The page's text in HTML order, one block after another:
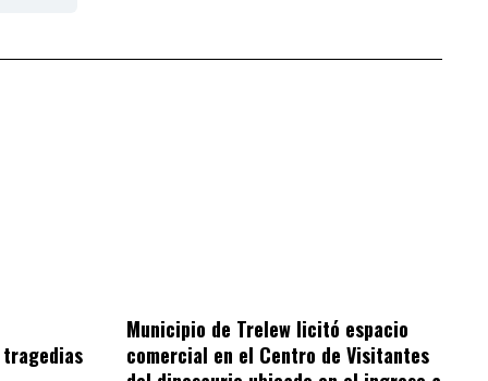
Municipio de Trelew licitó espacio
comercial en el Centro de Visitantes